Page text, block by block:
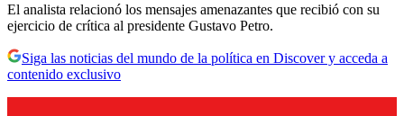
El analista relacionó los mensajes amenazantes que recibió con su
ejercicio de crítica al presidente Gustavo Petro.
Siga las noticias del mundo de la política en Discover y acceda a
contenido exclusivo